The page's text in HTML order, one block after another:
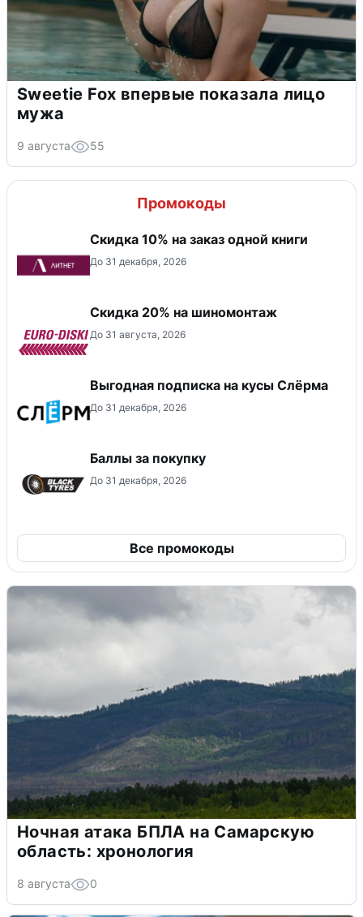
Sweetie Fox впервые показала лицо
мужа
9 августа 55
Промокоды
Скидка 10% на заказ одной книги
До 31 декабря, 2026
Скидка 20% на шиномонтаж
До 31 августа, 2026
Выгодная подписка на кусы Слёрма
До 31 декабря, 2026
Баллы за покупку
До 31 декабря, 2026
Все промокоды
Ночная атака БПЛА на Самарскую
область: хронология
8 августа 0